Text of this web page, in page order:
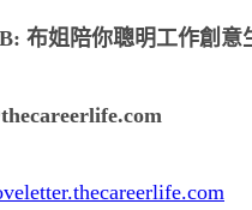
布姐陪你聰明工作創